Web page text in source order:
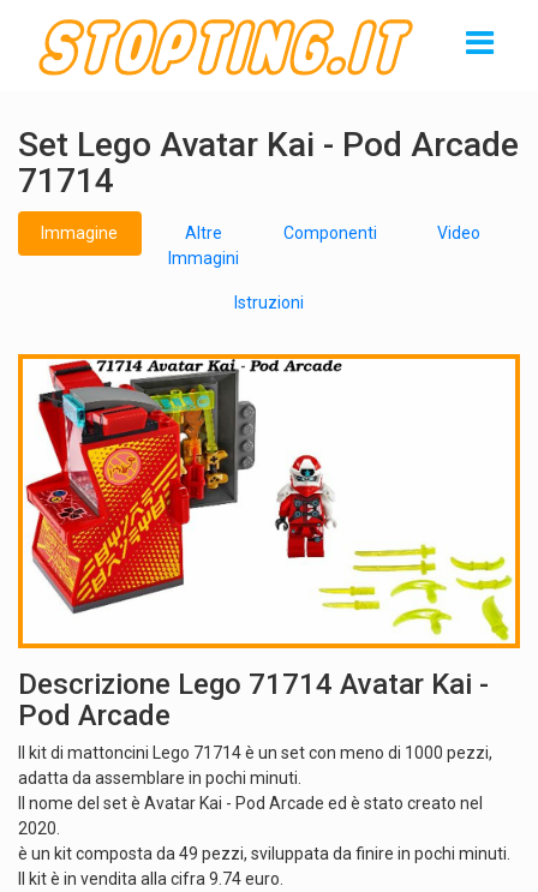
Set Lego Avatar Kai - Pod Arcade
71714
Immagine
Altre
Immagini
Componenti Video
Istruzioni
Descrizione Lego 71714 Avatar Kai -
Pod Arcade
Il kit di mattoncini Lego 71714 è un set con meno di 1000 pezzi,
adatta da assemblare in pochi minuti.
Il nome del set è Avatar Kai - Pod Arcade ed è stato creato nel
2020.
è un kit composta da 49 pezzi, sviluppata da finire in pochi minuti.
Il kit è in vendita alla cifra 9.74 euro.